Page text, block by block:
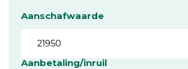
Aanschafwaarde
Aanbetaling/inruil